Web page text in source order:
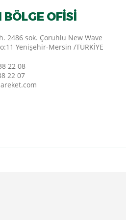
BÖLGE OFISI
2486 sok. Çoruhlu New Wave
Yenişehir-Mersin /TÜRKİYE
22 08
22 07